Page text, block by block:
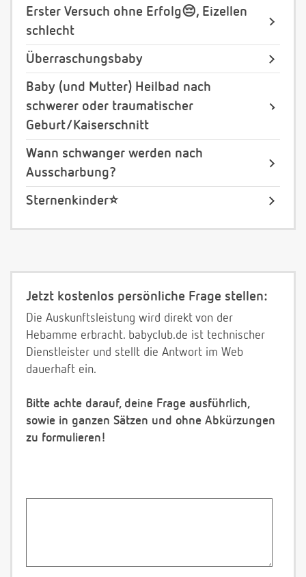
Erster Versuch ohne Erfolg😔, Eizellen
schlecht
Überraschungsbaby
Baby (und Mutter) Heilbad nach
schwerer oder traumatischer
Geburt/Kaiserschnitt
Wann schwanger werden nach
Ausscharbung?
Sternenkinder⭐️
Jetzt kostenlos persönliche Frage stellen:
Die Auskunftsleistung wird direkt von der
Hebamme erbracht. babyclub.de ist technischer
Dienstleister und stellt die Antwort im Web
dauerhaft ein.
Bitte achte darauf, deine Frage ausführlich,
sowie in ganzen Sätzen und ohne Abkürzungen
zu formulieren!